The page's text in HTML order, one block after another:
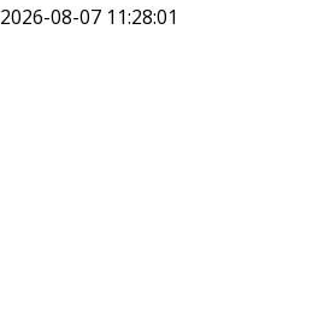
2026-08-07 11:28:01